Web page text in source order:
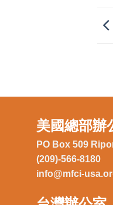
美國總部辦
PO Box 509
(209)-566-8180
info@mfci-